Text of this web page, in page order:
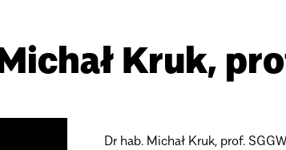
Kruk,
Dr hab. Michał Kruk, prof.